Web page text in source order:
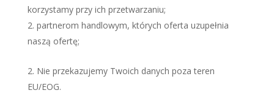
korzystamy przy ich przetwarzaniu;
partnerom handlowym, których oferta uzupełnia
naszą ofertę;
Nie przekazujemy Twoich danych poza teren
EU/EOG.